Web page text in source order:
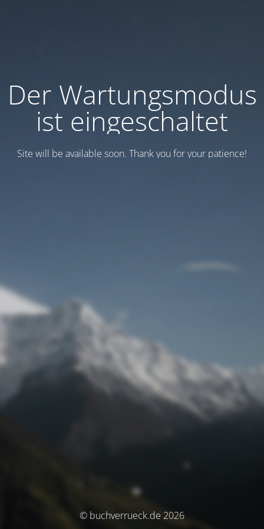
Der Wartungsmodus
ist eingeschaltet
Site will be available soon. Thank you for your patience!
© buchverrueck.de 2026